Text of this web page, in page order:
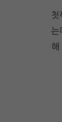
첫
는
해